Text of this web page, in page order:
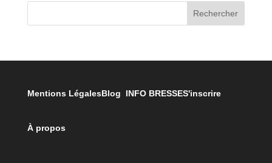
Rechercher
Mentions LégalesBlog INFO BRESSES'inscrire
À propos